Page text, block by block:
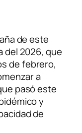
de este
del 2026, que
de febrero,
a
pasó este
y
de